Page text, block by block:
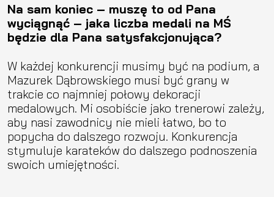
Na sam koniec – muszę to od Pana
wyciągnąć – jaka liczba medali na MŚ
będzie dla Pana satysfakcjonująca?
W każdej konkurencji musimy być na podium, a
Mazurek Dąbrowskiego musi być grany w
trakcie co najmniej połowy dekoracji
medalowych. Mi osobiście jako trenerowi zależy,
aby nasi zawodnicy nie mieli łatwo, bo to
popycha do dalszego rozwoju. Konkurencja
stymuluje karateków do dalszego podnoszenia
swoich umiejętności.